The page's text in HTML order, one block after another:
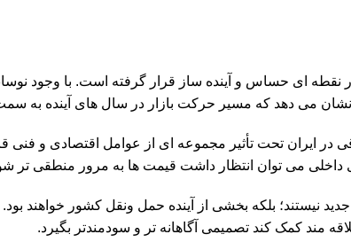
نقطه ای حساس و آینده ساز قرار گرفته است. با وجود
می دهد که مسیر حرکت بازار در سال های آینده به
برقی در ایران تحت تأثیر مجموعه ای از عوامل اقتصادی و
می توان انتظار داشت قیمت ها به مرور منطقی تر
نیستند؛ بلکه بخشی از آینده حمل ونقل کشور خواهند
مند کمک کند تصمیمی آگاهانه تر و سودمندتر بگیرد.